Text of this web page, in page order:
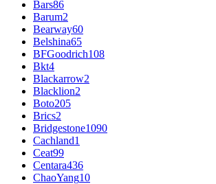
Bars86
Barum2
Bearway60
Belshina65
BFGoodrich108
Bkt4
Blackarrow2
Blacklion2
Boto205
Brics2
Bridgestone1090
Cachland1
Ceat99
Centara436
ChaoYang10